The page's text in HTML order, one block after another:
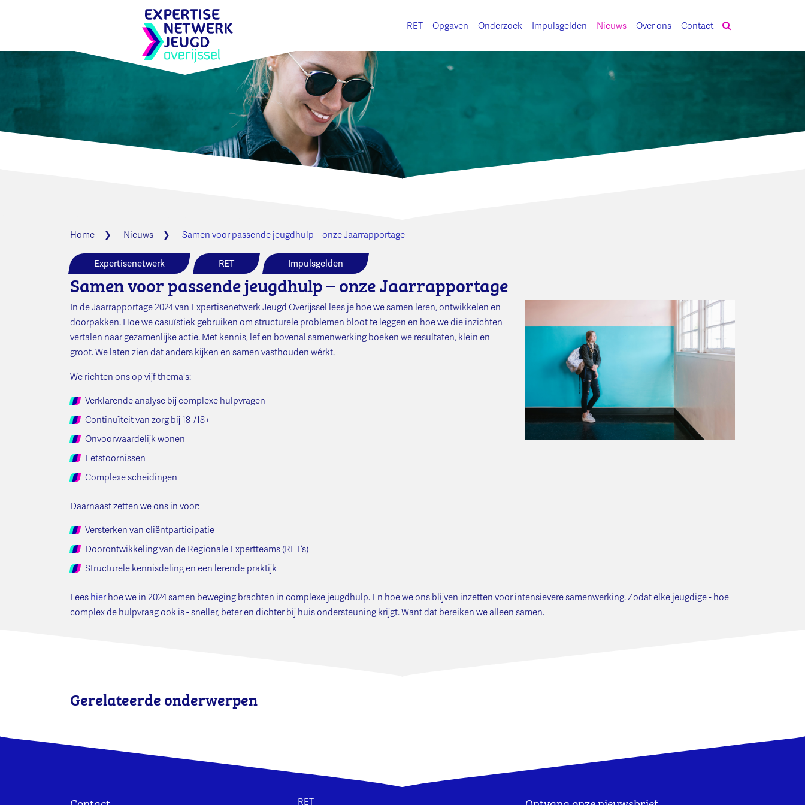
RET Opgaven Onderzoek Impulsgelden Nieuws Over ons Contact
Home Nieuws Samen voor passende jeugdhulp – onze Jaarrapportage
Expertisenetwerk RET Impulsgelden
Samen voor passende jeugdhulp – onze Jaarrapportage
In de Jaarrapportage 2024 van Expertisenetwerk Jeugd Overijssel lees je hoe we samen leren, ontwikkelen en
doorpakken. Hoe we casuïstiek gebruiken om structurele problemen bloot te leggen en hoe we die inzichten
vertalen naar gezamenlijke actie. Met kennis, lef en bovenal samenwerking boeken we resultaten, klein en
groot. We laten zien dat anders kijken en samen vasthouden wérkt.
We richten ons op vijf thema's:
Verklarende analyse bij complexe hulpvragen
Continuïteit van zorg bij 18-/18+
Onvoorwaardelijk wonen
Eetstoornissen
Complexe scheidingen
Daarnaast zetten we ons in voor:
Versterken van cliëntparticipatie
Doorontwikkeling van de Regionale Expertteams (RET’s)
Structurele kennisdeling en een lerende praktijk
Lees hierhoe we in 2024 samen beweging brachten in complexe jeugdhulp. En hoe we ons blijven inzetten voor intensievere samenwerking. Zodat elke jeugdige - hoe
complex de hulpvraag ook is - sneller, beter en dichter bij huis ondersteuning krijgt. Want dat bereiken we alleen samen.
Gerelateerde onderwerpen
RET